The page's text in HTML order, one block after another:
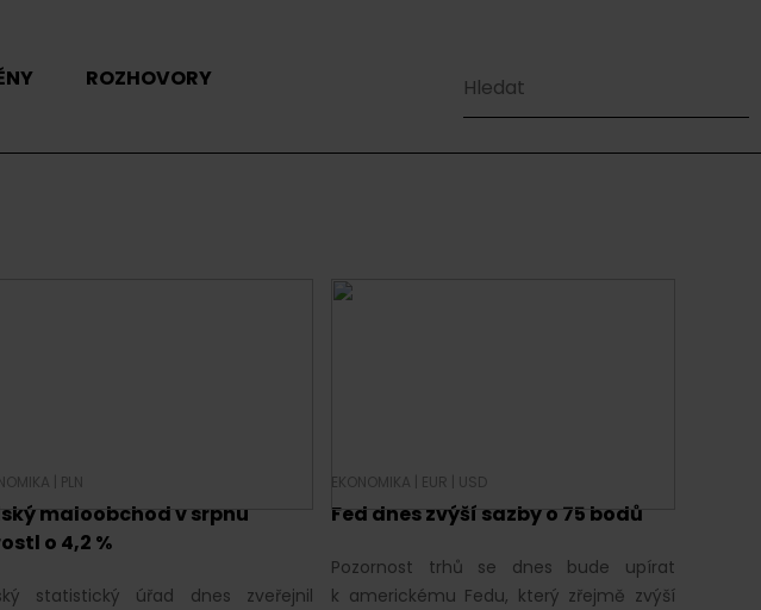
ROZHOVORY
PLN
maloobchod v srpnu
o 4,2 %
statistický úřad dnes zveřejnil
EKONOMIKA EUR USD
Fed dnes zvýší sazby o 75 bodů
Pozornost trhů se dnes bude upírat
k americkému Fedu, který zřejmě zvýší